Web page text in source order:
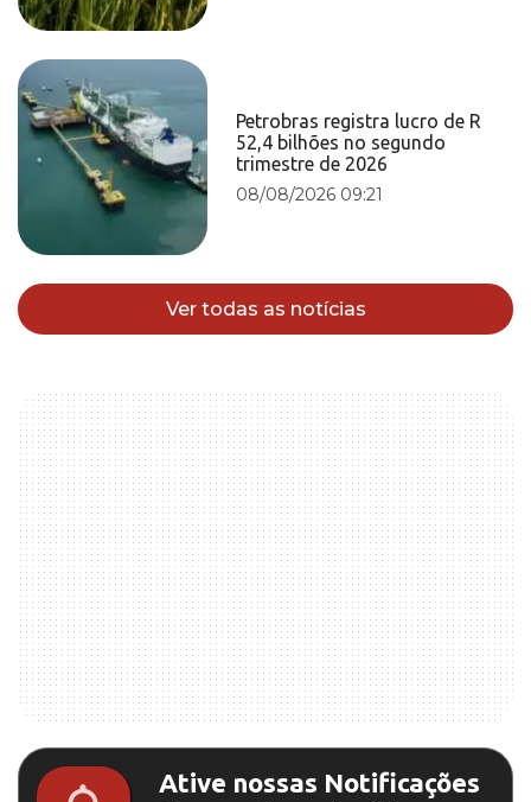
Petrobras registra lucro de R
52,4 bilhões no segundo
trimestre de 2026
08/08/2026 09:21
Ver todas as notícias
Ative nossas Notificações